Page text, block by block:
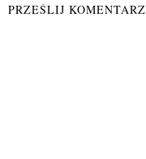
PRZEŚLIJ KOMENTARZ